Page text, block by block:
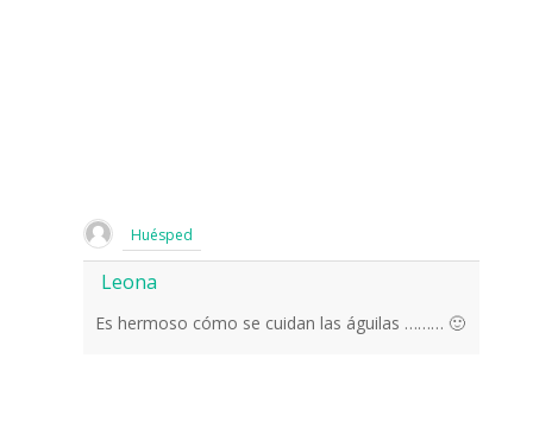
Huésped
Leona
Es hermoso cómo se cuidan las águilas ……… 🙂